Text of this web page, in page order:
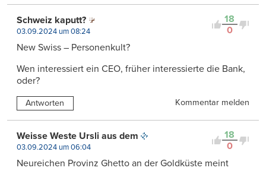
18
0
Schweiz kaputt?
03.09.2024 um 08:24
New Swiss – Personenkult?
Wen interessiert ein CEO, früher interessierte die Bank,
oder?
Antworten Kommentar melden
18
0
Weisse Weste Ursli aus dem
03.09.2024 um 06:04
Neureichen Provinz Ghetto an der Goldküste meint